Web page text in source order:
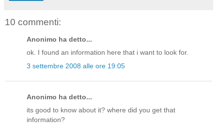
10 commenti:
Anonimo ha detto...
ok. I found an information here that i want to look for.
3 settembre 2008 alle ore 19:05
Anonimo ha detto...
its good to know about it? where did you get that
information?